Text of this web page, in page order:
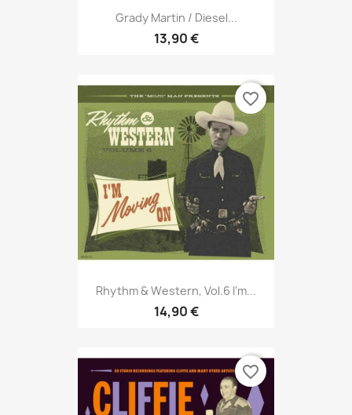
Grady Martin / Diesel...
13,90 €
Rhythm & Western, Vol.6 I’m...
14,90 €
favorite_border
favorite_border